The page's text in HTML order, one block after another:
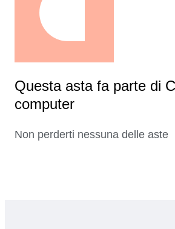
Questa asta fa parte di
computer
Non perderti nessuna delle aste